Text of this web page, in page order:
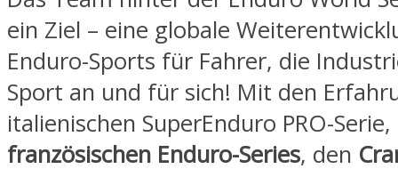
ein Ziel – eine globale
Enduro-Sports für Fahrer, die
Sport an und für sich! Mit den
italienischen SuperEnduro PRO-
französischen Enduro-Series, den